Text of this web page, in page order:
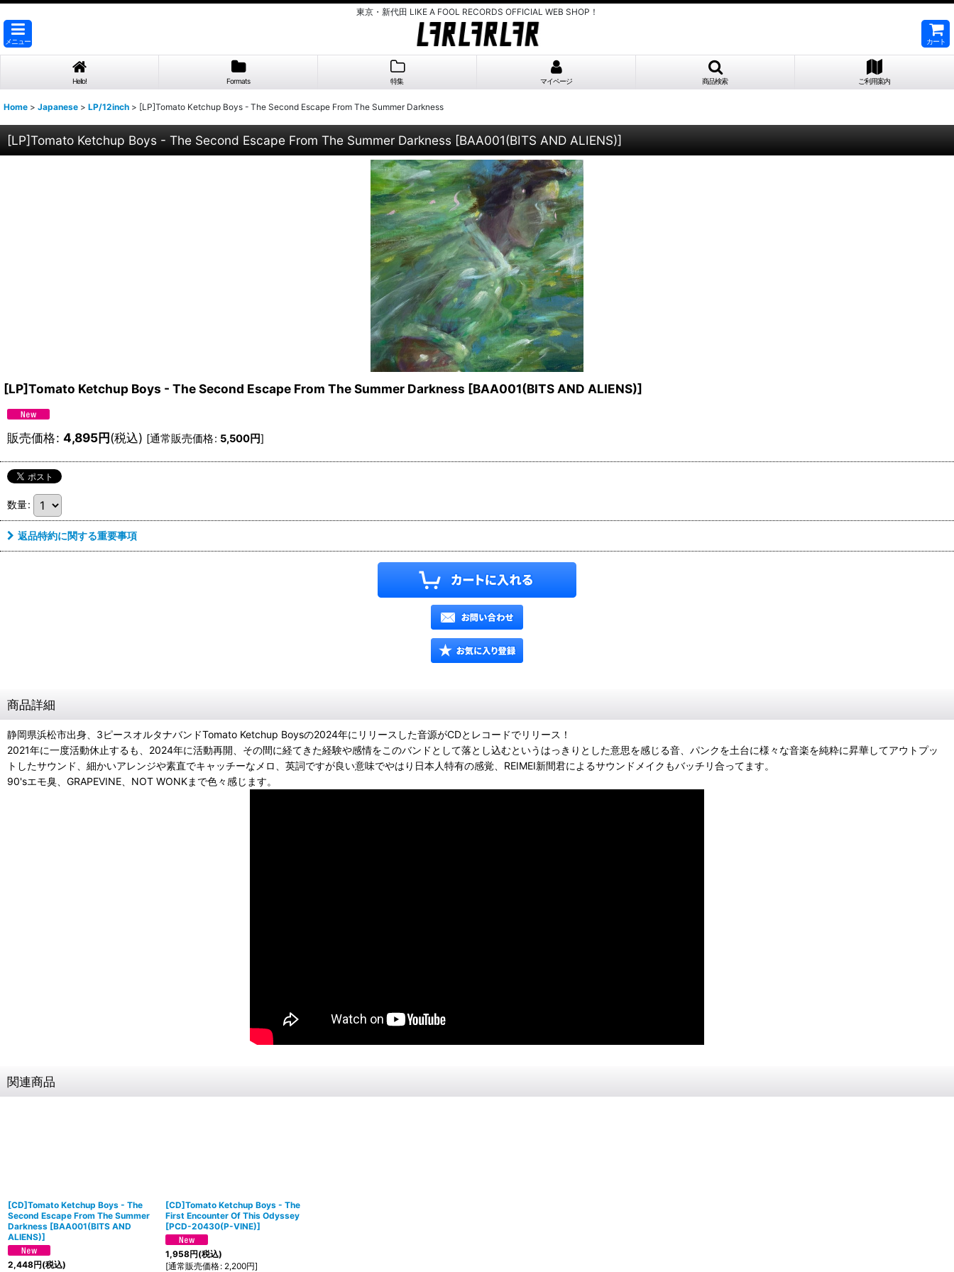
東京・新代田 LIKE A FOOL RECORDS OFFICIAL WEB SHOP！
メニュー カート
Hello! Formats 特集 マイページ 商品検索 ご利用案内
Home > Japanese > LP/12inch > [LP]Tomato Ketchup Boys - The Second Escape From The Summer Darkness
[LP]Tomato Ketchup Boys - The Second Escape From The Summer Darkness [BAA001(BITS AND ALIENS)]
[LP]Tomato Ketchup Boys - The Second Escape From The Summer Darkness [BAA001(BITS AND ALIENS)]
販売価格: 4,895円(税込) [通常販売価格: 5,500円]
数量:
返品特約に関する重要事項
商品詳細
静岡県浜松市出身、3ピースオルタナバンドTomato Ketchup Boysの2024年にリリースした音源がCDとレコードでリリース！
2021年に一度活動休止するも、2024年に活動再開、その間に経てきた経験や感情をこのバンドとして落とし込むというはっきりとした意思を感じる音、パンクを土台に様々な音楽を純粋に昇華してアウトプッ
トしたサウンド、細かいアレンジや素直でキャッチーなメロ、英詞ですが良い意味でやはり日本人特有の感覚、REIMEI新間君によるサウンドメイクもバッチリ合ってます。
90'sエモ臭、GRAPEVINE、NOT WONKまで色々感じます。
関連商品
[CD]Tomato Ketchup Boys - The
Second Escape From The Summer
Darkness [BAA001(BITS AND
ALIENS)]
2,448円(税込)
[CD]Tomato Ketchup Boys - The
First Encounter Of This Odyssey
[PCD-20430(P-VINE)]
1,958円(税込)
[通常販売価格: 2,200円]